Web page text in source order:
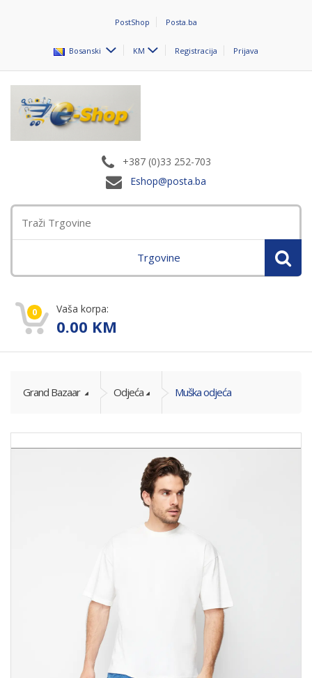
PostShop Posta.ba
Bosanski KM Registracija Prijava
+387 (0)33 252-703
Eshop@posta.ba
Trgovine
0 Vaša korpa:
0.00 KM
Grand Bazaar Odjeća Muška odjeća